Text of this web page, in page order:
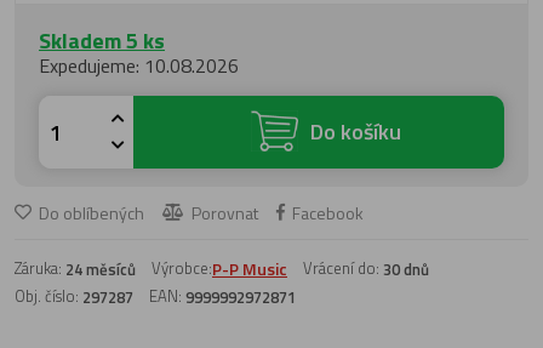
Skladem 5 ks
Expedujeme: 10.08.2026
Do košíku
Do oblíbených Porovnat Facebook
Záruka: 24 měsíců Výrobce:P-P Music Vrácení do: 30 dnů
Obj. číslo: 297287 EAN: 9999992972871